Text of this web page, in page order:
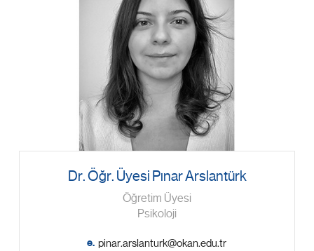
Dr. Öğr. Üyesi Pınar Arslantürk
Öğretim Üyesi
Psikoloji
e.